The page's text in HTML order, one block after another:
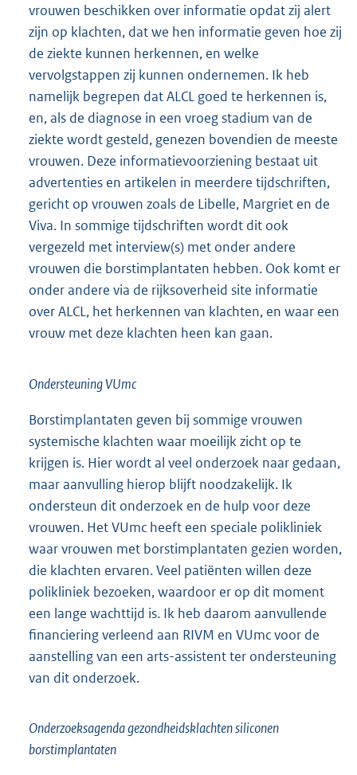
vrouwen beschikken over informatie opdat zij alert
zijn op klachten, dat we hen informatie geven hoe zij
de ziekte kunnen herkennen, en welke
vervolgstappen zij kunnen ondernemen. Ik heb
namelijk begrepen dat ALCL goed te herkennen is,
en, als de diagnose in een vroeg stadium van de
ziekte wordt gesteld, genezen bovendien de meeste
vrouwen. Deze informatievoorziening bestaat uit
advertenties en artikelen in meerdere tijdschriften,
gericht op vrouwen zoals de Libelle, Margriet en de
Viva. In sommige tijdschriften wordt dit ook
vergezeld met interview(s) met onder andere
vrouwen die borstimplantaten hebben. Ook komt er
onder andere via de rijksoverheid site informatie
over ALCL, het herkennen van klachten, en waar een
vrouw met deze klachten heen kan gaan.
Ondersteuning VUmc
Borstimplantaten geven bij sommige vrouwen
systemische klachten waar moeilijk zicht op te
krijgen is. Hier wordt al veel onderzoek naar gedaan,
maar aanvulling hierop blijft noodzakelijk. Ik
ondersteun dit onderzoek en de hulp voor deze
vrouwen. Het VUmc heeft een speciale polikliniek
waar vrouwen met borstimplantaten gezien worden,
die klachten ervaren. Veel patiënten willen deze
polikliniek bezoeken, waardoor er op dit moment
een lange wachttijd is. Ik heb daarom aanvullende
financiering verleend aan RIVM en VUmc voor de
aanstelling van een arts-assistent ter ondersteuning
van dit onderzoek.
Onderzoeksagenda gezondheidsklachten siliconen
borstimplantaten